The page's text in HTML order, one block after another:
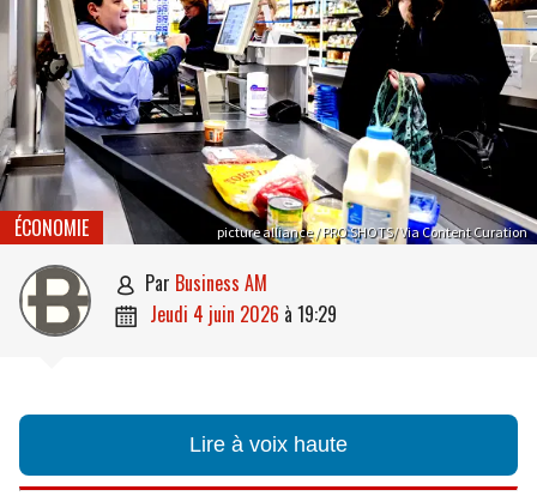
picture alliance / PRO SHOTS/ Via Content Curation
ÉCONOMIE
 par Business AM
 jeudi 4 juin 2026 à 19:29
Lire à voix haute